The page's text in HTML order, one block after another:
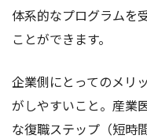
体系的なプログラムを
ことができます。
企業側にとってのメリ
がしやすいこと。産業
な復職ステップ（短時